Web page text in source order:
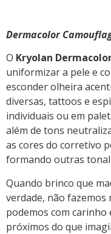
Dermacolor
O Kryolan
uniformizar a pele e
esconder olheira
diversas, tattoos e
individuais ou em
além de tons
as cores do corretivo
formando outras
Quando brinco que
verdade, não fazemos
podemos com carinho
próximos do que